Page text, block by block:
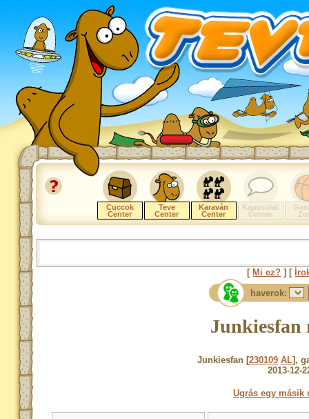
Cuccok
Center
Teve
Center
Karaván
Center
Kapcsolat
Center
[ Mi ez? ] [
haverok:
Junkiesfan
Junkiesfan [230109 AL],
2013-12-
Ugrás egy másik